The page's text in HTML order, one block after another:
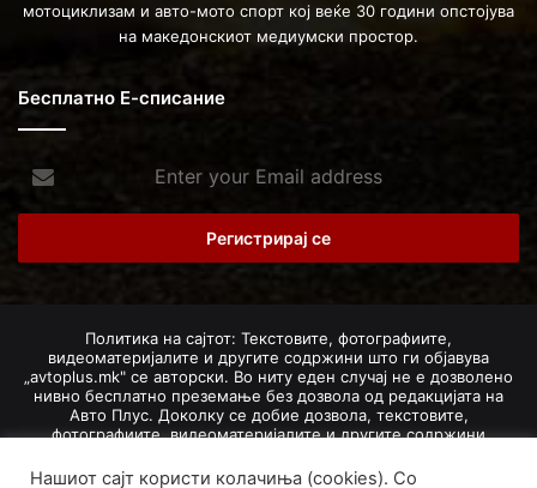
мотоциклизам и авто-мото спорт кој веќе 30 години опстојува
на македонскиот медиумски простор.
Бесплатно Е-списание
your
Email
Политика на сајтот: Текстовите, фотографиите,
видеоматеријалите и другите содржини што ги објавува
„avtoplus.mk" се авторски. Во ниту еден случај не е дозволено
нивно бесплатно преземање без дозвола од редакцијата на
Авто Плус. Доколку се добие дозвола, текстовите,
фотографиите, видеоматеријалите и другите содржини
изворот и авторот со вметнување на директна интернет-врска
Нашиот сајт користи колачиња (cookies). Со